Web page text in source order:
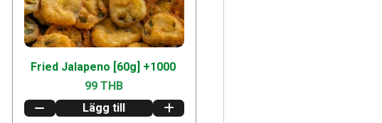
Fried Jalapeno [60g] +1000
99 THB
Lägg till